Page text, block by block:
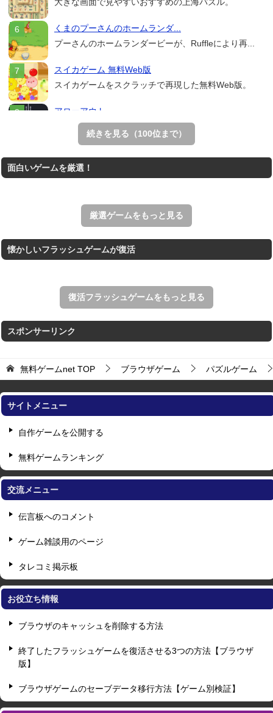
くまのプーさんのホームランダ...
プーさんのホームランダービーが、Ruffleにより再...
スイカゲーム 無料Web版
スイカゲームをスクラッチで再現した無料Web版。
アローアウト
すべての矢印を画面外へ導くパズルゲーム。
ホールを巨大に育成する落とし穴ゲーム。
王国を構築していく放置系のシミュレーションゲーム。
続きを見る（100位まで）
面白いゲームを厳選！
厳選ゲームをもっと見る
懐かしいフラッシュゲームが復活
復活フラッシュゲームをもっと見る
スポンサーリンク
無料ゲームnet TOP ブラウザゲーム パズルゲーム
サイトメニュー
自作ゲームを公開する
無料ゲームランキング
交流メニュー
伝言板へのコメント
ゲーム雑談用のページ
タレコミ掲示板
お役立ち情報
ブラウザのキャッシュを削除する方法
終了したフラッシュゲームを復活させる3つの方法【ブラウザ
版】
ブラウザゲームのセーブデータ移行方法【ゲーム別検証】